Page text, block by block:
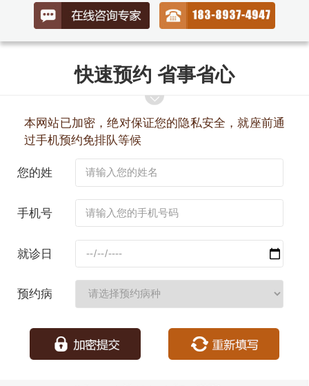
快速预约 省事省心
本网站已加密，绝对保证您的隐私安全，就座前通
过手机预约免排队等候
您的姓
手机号
就诊日
预约病